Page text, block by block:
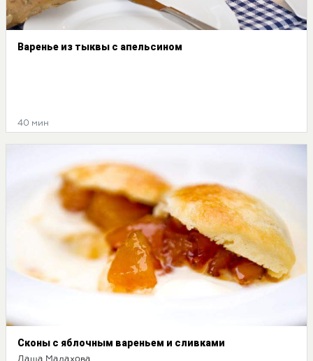
Варенье из тыквы с апельсином
40 мин
Сконы с яблочным вареньем и сливками
Даша Малахова